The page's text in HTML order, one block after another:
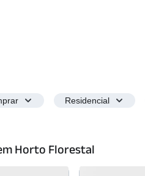
Residencial
Horto Florestal